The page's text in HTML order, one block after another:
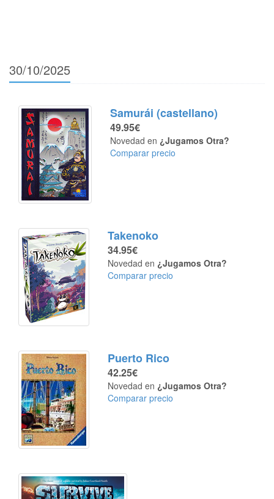
30/10/2025
Samurái (castellano)
49.95€
Novedad en ¿Jugamos Otra?
Comparar precio
Takenoko
34.95€
Novedad en ¿Jugamos Otra?
Comparar precio
Puerto Rico
42.25€
Novedad en ¿Jugamos Otra?
Comparar precio